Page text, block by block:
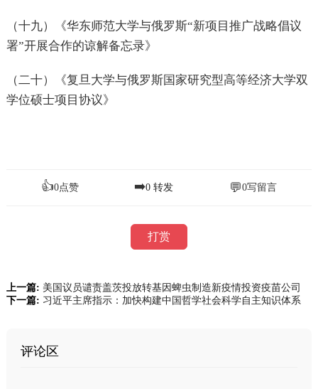
（十九）《华东师范大学与俄罗斯“新项目推广战略倡议
署”开展合作的谅解备忘录》
（二十）《复旦大学与俄罗斯国家研究型高等经济大学双
学位硕士项目协议》
👍0点赞 ➡️0 转发 💬0写留言
打赏
上一篇: 美国议员谴责盖茨投放转基因蜱虫制造新疫情投资疫苗公司
下一篇: 习近平主席指示：加快构建中国哲学社会科学自主知识体系
评论区